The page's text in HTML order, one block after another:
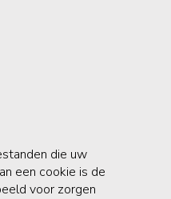
die uw
een cookie is de
voor zorgen